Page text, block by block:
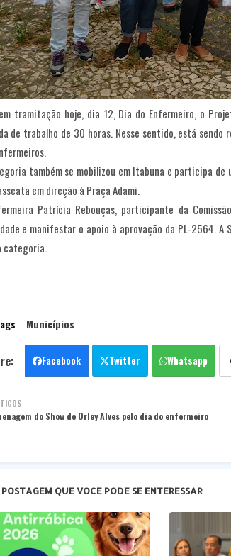
tramitação hoje, dia 12, Dia do Enfermeiro, o
de trabalho de 30 horas. Nesse sentido, está
também se mobilizou em Itabuna e participa de
em direção à Praça Adami.
Patrícia Rebouças, participante da
e manifestar o apoio à aprovação da PL-2564.
categoria.
Municípios
Facebook Twitter Whatsapp
do Show do Orley Alves pelo dia do enfermeiro
POSTAGEM QUE VOCE PODE SE ENTERESSAR